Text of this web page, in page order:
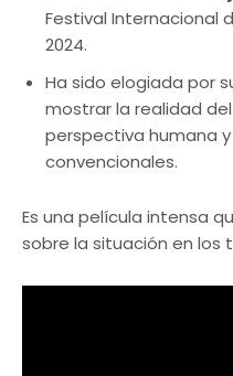
Festival Internacional
2024.
Ha sido elogiada por
mostrar la realidad
perspectiva humana
convencionales.
Es una película intensa
sobre la situación en los